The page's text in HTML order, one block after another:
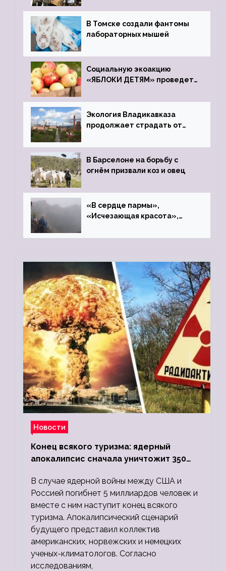
В Томске создали фантомы
лабораторных мышей
Социальную экоакцию
«ЯБЛОКИ ДЕТЯМ» проведет
Экология Владикавказа
продолжает страдать от
В Барселоне на борьбу с
огнём призвали коз и овец
«В сердце пармы»,
«Исчезающая красота»,
Новости
Конец всякого туризма: ядерный
апокалипсис сначала уничтожит 350
людей
В случае ядерной войны между США и
Россией погибнет 5 миллиардов человек и
вместе с ним наступит конец всякого
туризма. Апокалипсический сценарий
будущего представил коллектив
американских, норвежских и немецких
ученых-климатологов. Согласно
исследованиям,